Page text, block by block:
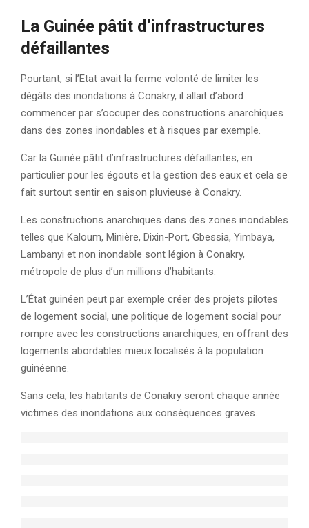
La Guinée pâtit d’infrastructures
défaillantes
Pourtant, si l’Etat avait la ferme volonté de limiter les
dégâts des inondations à Conakry, il allait d’abord
commencer par s’occuper des constructions anarchiques
dans des zones inondables et à risques par exemple.
Car la Guinée pâtit d’infrastructures défaillantes, en
particulier pour les égouts et la gestion des eaux et cela se
fait surtout sentir en saison pluvieuse à Conakry.
Les constructions anarchiques dans des zones inondables
telles que Kaloum, Minière, Dixin-Port, Gbessia, Yimbaya,
Lambanyi et non inondable sont légion à Conakry,
métropole de plus d’un millions d’habitants.
L’État guinéen peut par exemple créer des projets pilotes
de logement social, une politique de logement social pour
rompre avec les constructions anarchiques, en offrant des
logements abordables mieux localisés à la population
guinéenne.
Sans cela, les habitants de Conakry seront chaque année
victimes des inondations aux conséquences graves.